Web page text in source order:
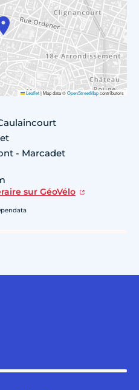
Leaflet|Map data ©OpenStreetMapcontributors
- Marcadet
sur GéoVélo